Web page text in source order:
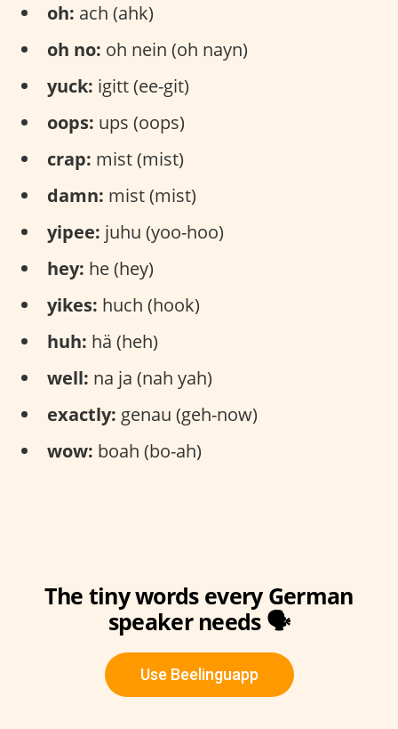
oh: ach (ahk)
oh no: oh nein (oh nayn)
yuck: igitt (ee-git)
oops: ups (oops)
crap: mist (mist)
damn: mist (mist)
yipee: juhu (yoo-hoo)
hey: he (hey)
yikes: huch (hook)
huh: hä (heh)
well: na ja (nah yah)
exactly: genau (geh-now)
wow: boah (bo-ah)
The tiny words every German
speaker needs 🗣️
Use Beelinguapp